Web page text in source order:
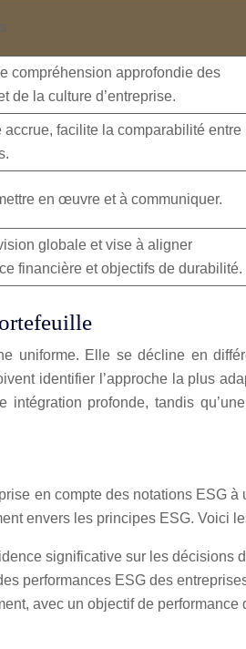
compréhension approfondie des
de la culture d’entreprise.
accrue, facilite la comparabilité entre
en œuvre et à communiquer.
globale et vise à aligner
financière et objectifs de durabilité.
uniforme. Elle se décline en
identifier l’approche la plus
profonde, tandis
en compte des notations ESG
envers les principes ESG. Voici
significative sur les décisions
performances ESG des
avec un objectif de